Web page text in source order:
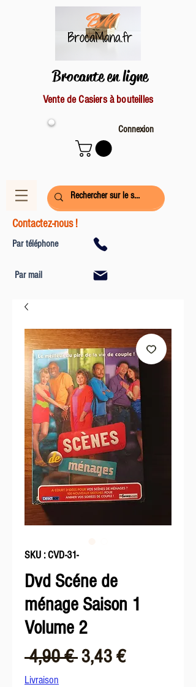
Brocante en ligne
Vente de Casiers à bouteilles
Connexion
Contactez-nous !
Par téléphone
Par mail
SKU : CVD-31-
Dvd Scéne de
ménage Saison 1
Volume 2
4,90 € Prix
3,43 €Prix
Livraison